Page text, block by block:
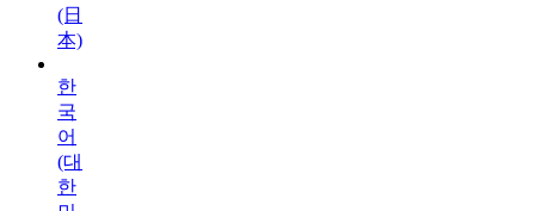
(日
本)
한
국
어
(대
한